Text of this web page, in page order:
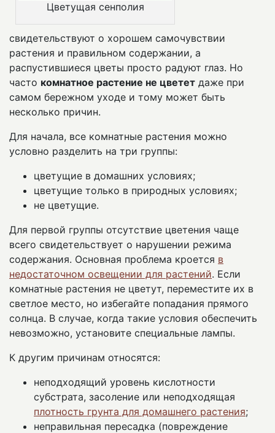
Цветущая сенполия
свидетельствуют о хорошем самочувствии
растения и правильном содержании, а
распустившиеся цветы просто радуют глаз. Но
часто комнатное растение не цветет даже при
самом бережном уходе и тому может быть
несколько причин.
Для начала, все комнатные растения можно
условно разделить на три группы:
цветущие в домашних условиях;
цветущие только в природных условиях;
не цветущие.
Для первой группы отсутствие цветения чаще
всего свидетельствует о нарушении режима
содержания. Основная проблема кроется в
недостаточном освещении для растений. Если
комнатные растения не цветут, переместите их в
светлое место, но избегайте попадания прямого
солнца. В случае, когда такие условия обеспечить
невозможно, установите специальные лампы.
К другим причинам относятся:
неподходящий уровень кислотности
субстрата, засоление или неподходящая
плотность грунта для домашнего растения;
неправильная пересадка (повреждение